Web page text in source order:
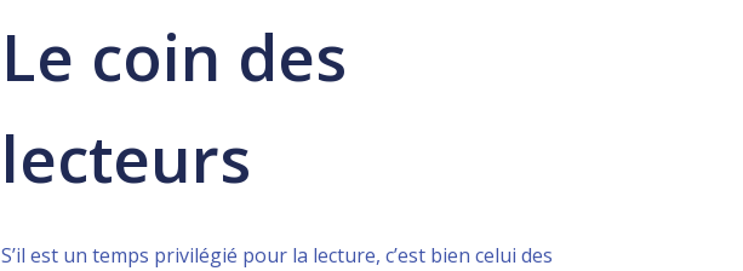
Le coin des
lecteurs
S’il est un temps privilégié pour la lecture, c’est bien celui des